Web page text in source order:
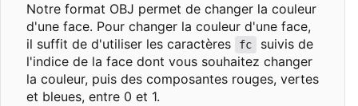
Notre format OBJ permet de changer la couleur
d'une face. Pour changer la couleur d'une face,
il suffit de d'utiliser les caractères
fc
suivis de
l'indice de la face dont vous souhaitez changer
la couleur, puis des composantes rouges, vertes
et bleues, entre 0 et 1.